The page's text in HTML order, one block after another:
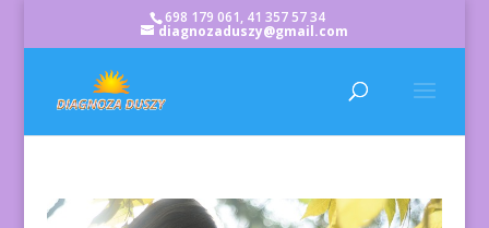
698 179 061, 41 357 57 34
diagnozaduszy@gmail.com